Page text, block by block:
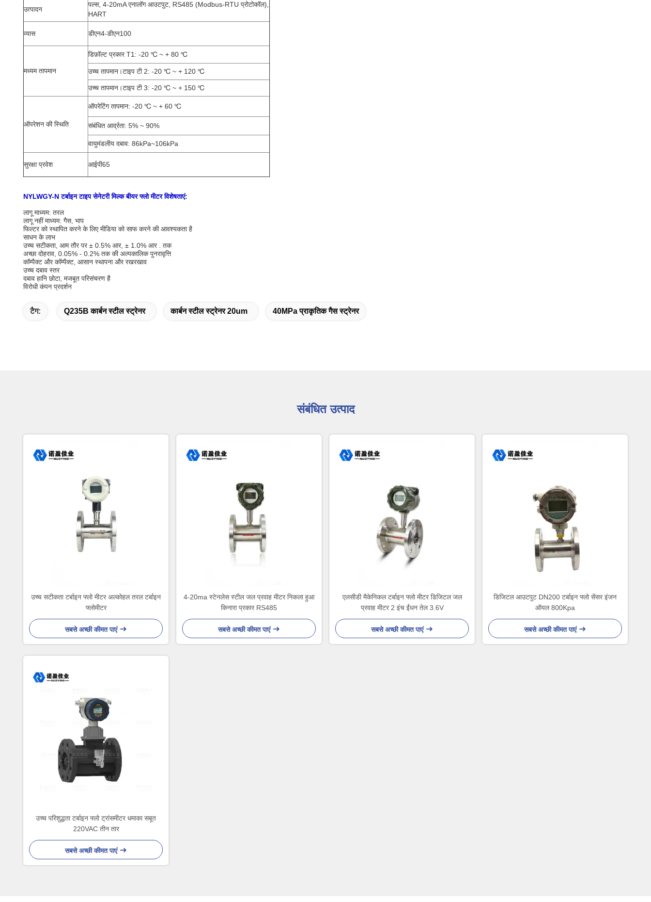
उत्पादन
पल्स, 4-20mA एनालॉग आउटपुट, RS485 (Modbus-RTU प्रोटोकॉल),
HART
व्यास डीएन4-डीएन100
मध्यम तापमान
डिफ़ॉल्ट प्रकार T1: -20 ℃ ~ + 80 ℃
उच्च तापमान।टाइप टी 2: -20 ℃ ~ + 120 ℃
उच्च तापमान।टाइप टी 3: -20 ℃ ~ + 150 ℃
ऑपरेशन की स्थिति
ऑपरेटिंग तापमान: -20 ℃ ~ + 60 ℃
संबंधित आर्द्रता: 5% ~ 90%
वायुमंडलीय दबाव: 86kPa~106kPa
सुरक्षा प्रवेश आईपी65
NYLWGY-N टर्बाइन टाइप सेनेटरी मिल्क बीयर फ्लो मीटर विशेषताएं:
लागू माध्यम: तरल
लागू नहीं माध्यम: गैस, भाप
फिल्टर को स्थापित करने के लिए मीडिया को साफ करने की आवश्यकता है
साधन के लाभ
उच्च सटीकता, आम तौर पर ± 0.5% आर, ± 1.0% आर . तक
अच्छा दोहराव, 0.05% - 0.2% तक की अल्पकालिक पुनरावृत्ति
कॉम्पैक्ट और कॉम्पैक्ट, आसान स्थापना और रखरखाव
उच्च दबाव स्तर
दबाव हानि छोटा, मजबूत परिसंचरण है
विरोधी कंपन प्रदर्शन
टैग: Q235B कार्बन स्टील स्ट्रेनर कार्बन स्टील स्ट्रेनर 20um 40MPa प्राकृतिक गैस स्ट्रेनर
संबंधित उत्पाद
उच्च सटीकता टर्बाइन फ्लो मीटर अल्कोहल तरल टर्बाइन
फ्लोमीटर
सबसे अच्छी कीमत पाएं
4-20ma स्टेनलेस स्टील जल प्रवाह मीटर निकला हुआ
किनारा प्रकार RS485
सबसे अच्छी कीमत पाएं
एलसीडी मैकेनिकल टर्बाइन फ्लो मीटर डिजिटल जल
प्रवाह मीटर 2 इंच ईंधन तेल 3.6V
सबसे अच्छी कीमत पाएं
डिजिटल आउटपुट DN200 टर्बाइन फ्लो सेंसर इंजन
ऑयल 800Kpa
सबसे अच्छी कीमत पाएं
उच्च परिशुद्धता टर्बाइन फ्लो ट्रांसमीटर धमाका सबूत
220VAC तीन तार
सबसे अच्छी कीमत पाएं